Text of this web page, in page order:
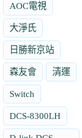
AOC電視
大淨氏
日勝新京站
森友會 清運
Switch
DCS-8300LH